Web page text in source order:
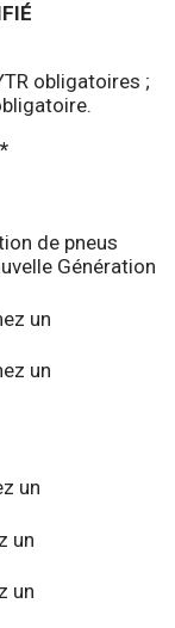
obligatoires ;
de pneus
Génération
un
un
un
un
un